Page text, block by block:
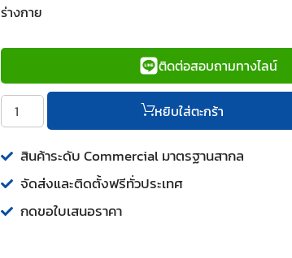
ร่างกาย
ติดต่อสอบถามทางไลน์
หยิบใส่ตะกร้า
สินค้าระดับ Commercial มาตรฐานสากล
จัดส่งและติดตั้งฟรีทั่วประเทศ
กดขอใบเสนอราคา